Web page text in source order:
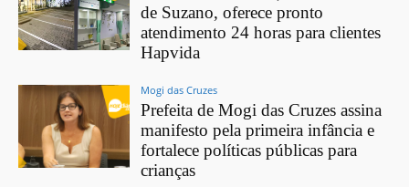
de Suzano, oferece pronto
atendimento 24 horas para clientes
Hapvida
Mogi das Cruzes
Prefeita de Mogi das Cruzes assina
manifesto pela primeira infância e
fortalece políticas públicas para
crianças